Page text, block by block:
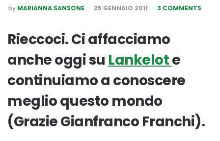
POSTED
BY
by MARIANNA SANSONE 25 GENNAIO 2011 3 COMMENTS
Rieccoci. Ci affacciamo
anche oggi su Lankelote
continuiamo a conoscere
meglio questo mondo
(Grazie Gianfranco Franchi).